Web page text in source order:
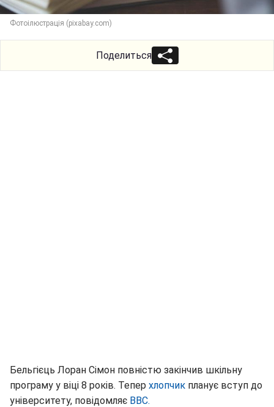
Фотоілюстрація (pixabay.com)
Поделиться
Бельгієць Лоран Сімон повністю закінчив шкільну
програму у віці 8 років. Тепер хлопчик планує вступ до
університету, повідомляє BBC.